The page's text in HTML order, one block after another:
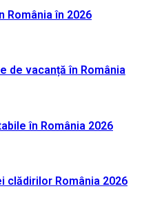
România în 2026
de vacanță în România
în România 2026
clădirilor România 2026